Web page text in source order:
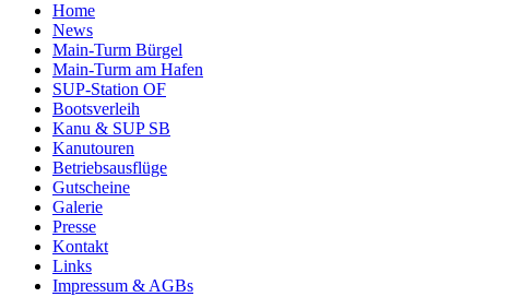
Home
News
Main-Turm Bürgel
Main-Turm am Hafen
SUP-Station OF
Bootsverleih
Kanu & SUP SB
Kanutouren
Betriebsausflüge
Gutscheine
Galerie
Presse
Kontakt
Links
Impressum & AGBs